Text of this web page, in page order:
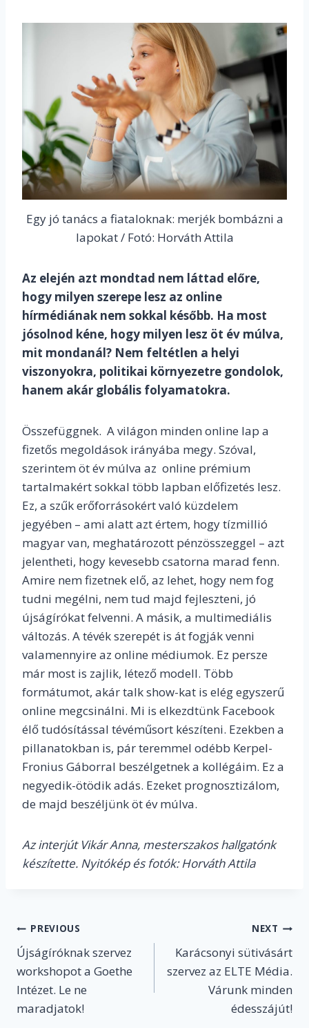
Egy jó tanács a fiataloknak: merjék bombázni a
lapokat / Fotó: Horváth Attila
Az elején azt mondtad nem láttad előre,
hogy milyen szerepe lesz az online
hírmédiának nem sokkal később. Ha most
jósolnod kéne, hogy milyen lesz öt év múlva,
mit mondanál? Nem feltétlen a helyi
viszonyokra, politikai környezetre gondolok,
hanem akár globális folyamatokra.
Összefüggnek. A világon minden online lap a
fizetős megoldások irányába megy. Szóval,
szerintem öt év múlva az online prémium
tartalmakért sokkal több lapban előfizetés lesz.
Ez, a szűk erőforrásokért való küzdelem
jegyében – ami alatt azt értem, hogy tízmillió
magyar van, meghatározott pénzösszeggel – azt
jelentheti, hogy kevesebb csatorna marad fenn.
Amire nem fizetnek elő, az lehet, hogy nem fog
tudni megélni, nem tud majd fejleszteni, jó
újságírókat felvenni. A másik, a multimediális
változás. A tévék szerepét is át fogják venni
valamennyire az online médiumok. Ez persze
már most is zajlik, létező modell. Több
formátumot, akár talk show-kat is elég egyszerű
online megcsinálni. Mi is elkezdtünk Facebook
élő tudósítással tévéműsort készíteni. Ezekben a
pillanatokban is, pár teremmel odébb Kerpel-
Fronius Gáborral beszélgetnek a kollégáim. Ez a
negyedik-ötödik adás. Ezeket prognosztizálom,
de majd beszéljünk öt év múlva.
Az interjút Vikár Anna, mesterszakos hallgatónk
készítette. Nyitókép és fotók: Horváth Attila
Post
navigation
PREVIOUS
Újságíróknak szervez
workshopot a Goethe
Intézet. Le ne
maradjatok!
NEXT
Karácsonyi sütivásárt
szervez az ELTE Média.
Várunk minden
édesszájút!